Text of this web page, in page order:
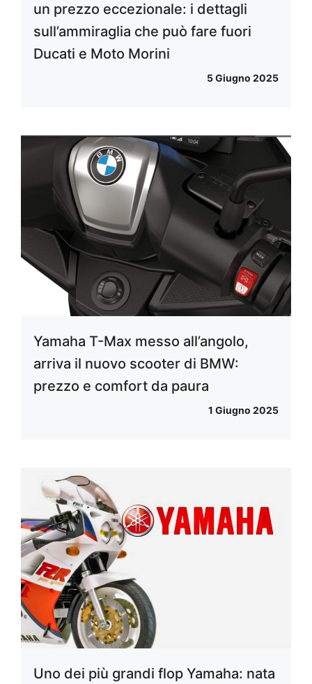
un prezzo eccezionale: i dettagli
sull’ammiraglia che può fare fuori
Ducati e Moto Morini
5 Giugno 2025
Yamaha T-Max messo all’angolo,
arriva il nuovo scooter di BMW:
prezzo e comfort da paura
1 Giugno 2025
Uno dei più grandi flop Yamaha: nata